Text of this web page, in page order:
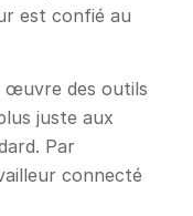
est confié au
œuvre des outils
juste aux
Par
connecté